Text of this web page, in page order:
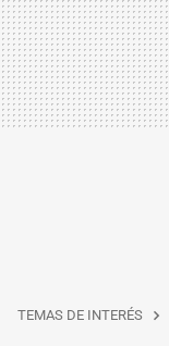
TEMAS DE INTERÉS